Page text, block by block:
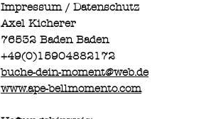
Impressum / Datenschutz
Axel Kicherer
76532 Baden Baden
+49(0)15904882172
buche-dein-moment@web.de
www.ape-bellmomento.com